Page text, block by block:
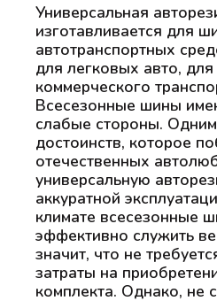
Универсальная
изготавливается для
автотранспортных
для легковых авто,
коммерческого
Всесезонные шины
слабые стороны.
достоинств, которое
отечественных
универсальную
аккуратной
климате всесезонные
эффективно служить
значит, что не
затраты на
комплекта. Однако, не